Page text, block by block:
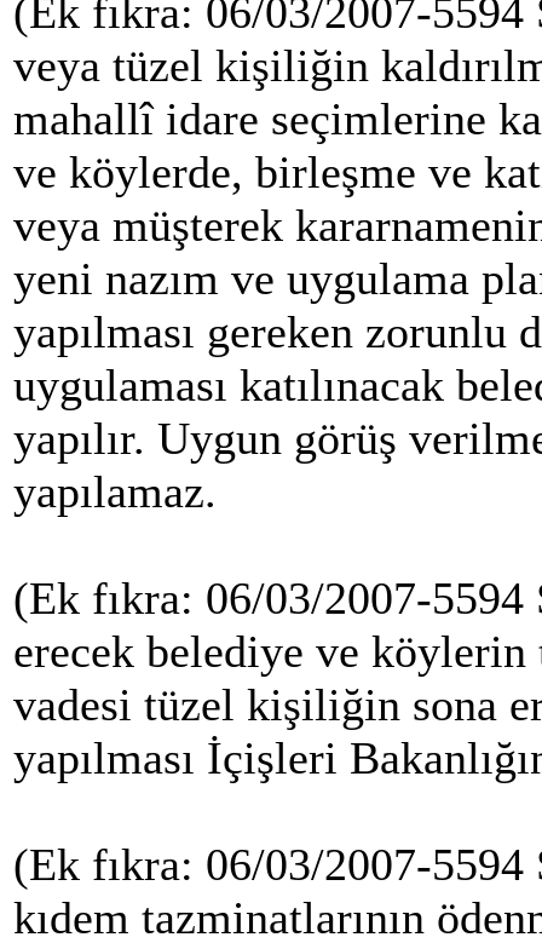
(Ek fıkra: 06/03/2007-
veya tüzel kişiliğin
mahallî idare seçimlerine
ve köylerde, birleşme ve
veya müşterek
yeni nazım ve uygulama
yapılması gereken
uygulaması katılınacak
yapılır. Uygun görüş
yapılamaz.
(Ek fıkra: 06/03/2007-
erecek belediye ve köylerin
vadesi tüzel kişiliğin sona
yapılması İçişleri
(Ek fıkra: 06/03/2007-
kıdem tazminatlarının